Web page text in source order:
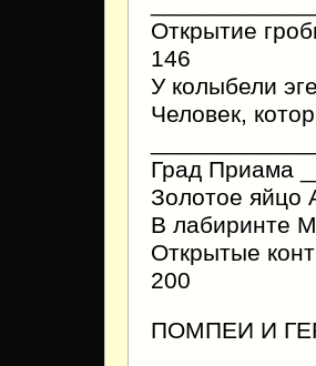
Открытие
146
У колыбели
Человек,
Град Приама
Золотое яйцо
В лабиринте
Открытые
200
ПОМПЕИ И